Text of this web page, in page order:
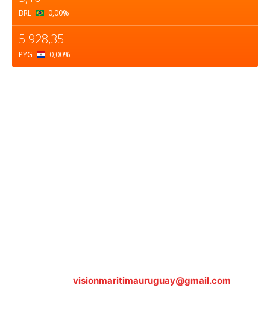
BRL 0,00%
5.928,35
PYG 0,00%
visionmaritimauruguay@gmail.com